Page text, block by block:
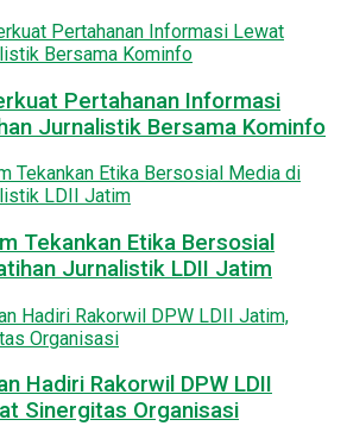
Pertahanan Informasi
Jurnalistik Bersama Kominfo
Tekankan Etika Bersosial
Jurnalistik LDII Jatim
Hadiri Rakorwil DPW LDII
Sinergitas Organisasi